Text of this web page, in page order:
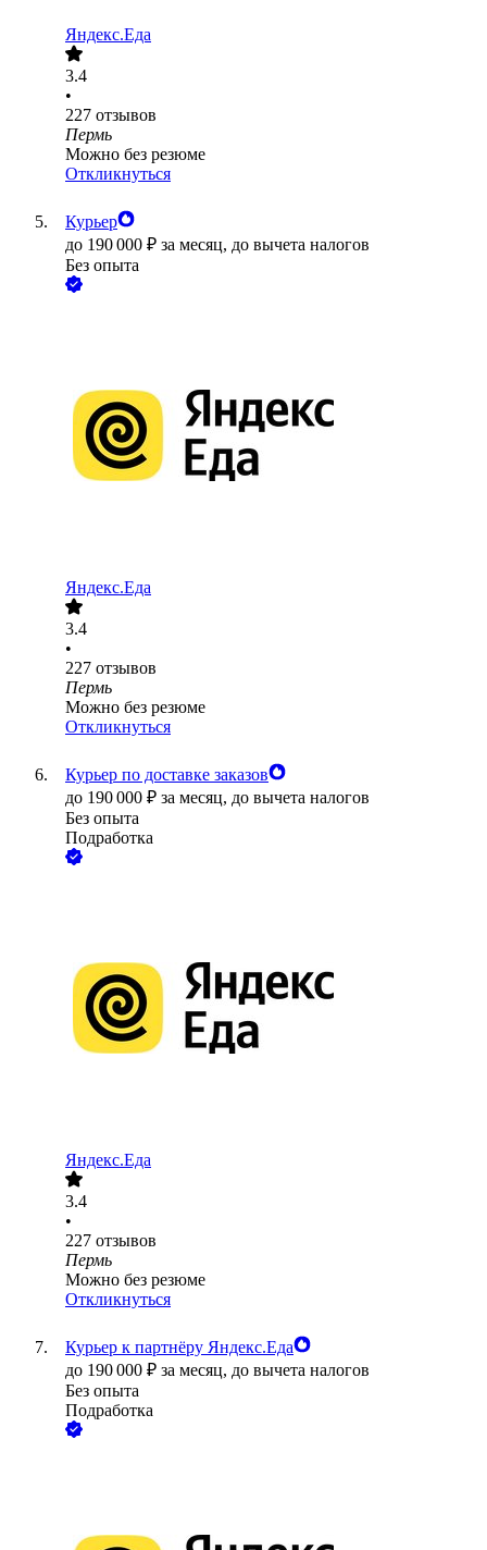
Яндекс.Еда
3.4
•
227 отзывов
Пермь
Можно без резюме
Откликнуться
Курьер
до 190 000 ₽ за месяц, до вычета налогов
Без опыта
Яндекс.Еда
3.4
•
227 отзывов
Пермь
Можно без резюме
Откликнуться
Курьер по доставке заказов
до 190 000 ₽ за месяц, до вычета налогов
Без опыта
Подработка
Яндекс.Еда
3.4
•
227 отзывов
Пермь
Можно без резюме
Откликнуться
Курьер к партнёру Яндекс.Еда
до 190 000 ₽ за месяц, до вычета налогов
Без опыта
Подработка